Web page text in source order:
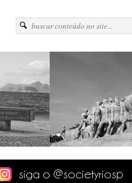
siga o @societyriosp